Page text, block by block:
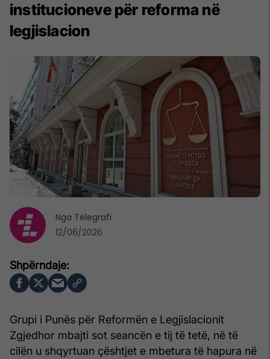
institucioneve për reforma në
legjislacion
Grupi i Punës për Reformën e Legjislacionit
Zgjedhor mbajti sot seancën e tij të tetë, në të
cilën u shqyrtuan çështjet e mbetura të hapura në
Nga Telegrafi
12/06/2026